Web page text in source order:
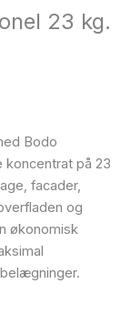
23 kg.
Bodo
koncentrat på 23
facader,
og
økonomisk